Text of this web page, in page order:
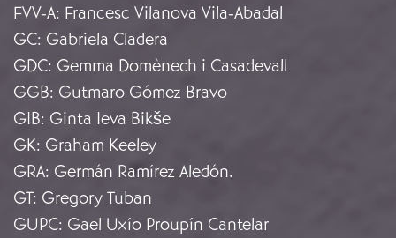
FVV-A: Francesc Vilanova Vila-Abadal
GC: Gabriela Cladera
GDC: Gemma Domènech i Casadevall
GGB: Gutmaro Gómez Bravo
GIB: Ginta Ieva Bikše
GK: Graham Keeley
GRA: Germán Ramírez Aledón.
GT: Gregory Tuban
GUPC: Gael Uxío Proupín Cantelar